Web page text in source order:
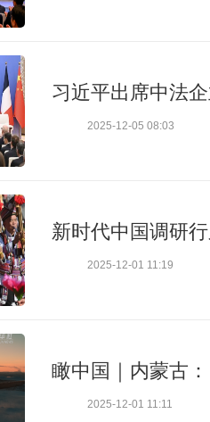
习近平出席中法
2025-12-05 08:03
新时代中国调研
2025-12-01 11:19
瞰中国｜内蒙古
2025-12-01 11:11